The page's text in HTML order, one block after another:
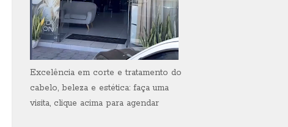
Excelência em corte e tratamento do
cabelo, beleza e estética: faça uma
visita, clique acima para agendar